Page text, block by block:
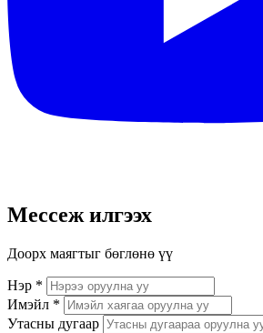
Мессеж илгээх
Доорх маягтыг бөглөнө үү
Нэр *
Имэйл *
Утасны дугаар